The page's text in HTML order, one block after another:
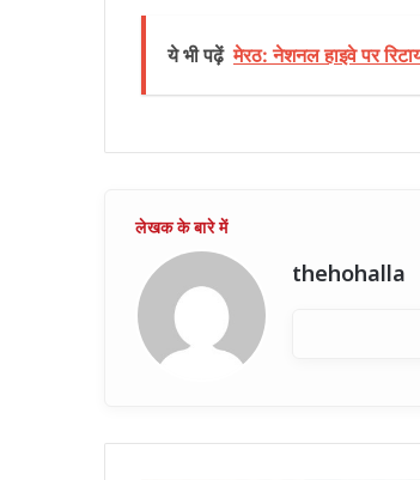
ये भी पढ़ें मेरठ: नेशनल हाइवे पर
thehohalla